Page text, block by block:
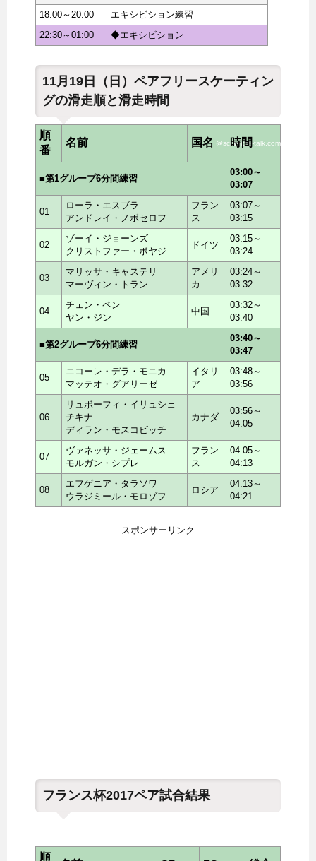
18:00～20:00
エキシビション練習
22:30～01:00
◆エキシビション
11月19日（日）ペアフリースケーティン
グの滑走順と滑走時間
@scramble-talk.com
順
番
名前 国名 時間
■第1グループ6分間練習
03:00～
03:07
01
ローラ・エスブラ
アンドレイ・ノボセロフ
フラン
ス
03:07～
03:15
02
ゾーイ・ジョーンズ
クリストファー・ボヤジ
ドイツ
03:15～
03:24
03
マリッサ・キャステリ
マーヴィン・トラン
アメリ
カ
03:24～
03:32
04
チェン・ペン
ヤン・ジン
中国
03:32～
03:40
■第2グループ6分間練習
03:40～
03:47
05
ニコーレ・デラ・モニカ
マッテオ・グアリーゼ
イタリ
ア
03:48～
03:56
06
リュボーフィ・イリュシェ
チキナ
ディラン・モスコビッチ
カナダ
03:56～
04:05
07
ヴァネッサ・ジェームス
モルガン・シプレ
フラン
ス
04:05～
04:13
08
エフゲニア・タラソワ
ウラジミール・モロゾフ
ロシア
04:13～
04:21
スポンサーリンク
フランス杯2017ペア試合結果
順